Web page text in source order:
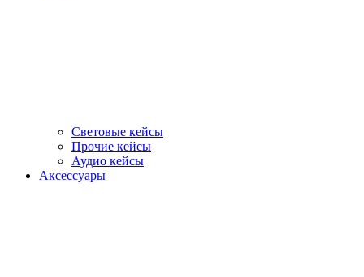
Световые кейсы
Прочие кейсы
Аудио кейсы
Аксессуары